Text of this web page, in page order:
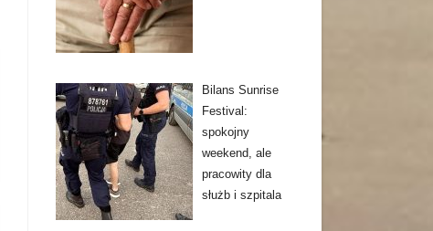
Bilans Sunrise
Festival:
spokojny
weekend, ale
pracowity dla
służb i szpitala